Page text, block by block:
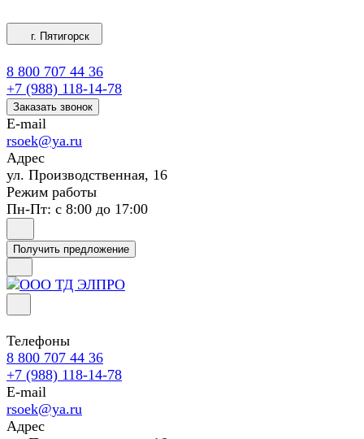
г. Пятигорск
8 800 707 44 36
+7 (988) 118-14-78
Заказать звонок
E-mail
rsoek@ya.ru
Адрес
ул. Производственная, 16
Режим работы
Пн-Пт: с 8:00 до 17:00
Получить предложение
Телефоны
8 800 707 44 36
+7 (988) 118-14-78
E-mail
rsoek@ya.ru
Адрес